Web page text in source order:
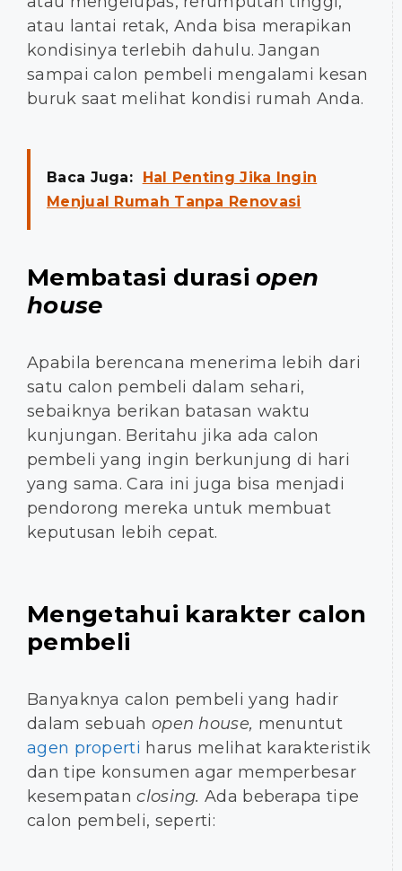
atau lantai retak, Anda bisa merapikan
kondisinya terlebih dahulu. Jangan
sampai calon pembeli mengalami kesan
buruk saat melihat kondisi rumah Anda.
Baca Juga:
Hal Penting Jika Ingin
Menjual Rumah Tanpa Renovasi
Membatasi durasiopen
house
Apabila berencana menerima lebih dari
satu calon pembeli dalam sehari,
sebaiknya berikan batasan waktu
kunjungan. Beritahu jika ada calon
pembeli yang ingin berkunjung di hari
yang sama. Cara ini juga bisa menjadi
pendorong mereka untuk membuat
keputusan lebih cepat.
Mengetahui karakter calon
pembeli
Banyaknya calon pembeli yang hadir
dalam sebuah open house, menuntut
agen properti harus melihat karakteristik
dan tipe konsumen agar memperbesar
kesempatanclosing.Ada beberapa tipe
calon pembeli, seperti: